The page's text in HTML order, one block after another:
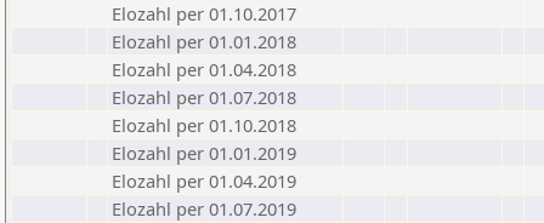
Elozahl per 01.10.2017
Elozahl per 01.01.2018
Elozahl per 01.04.2018
Elozahl per 01.07.2018
Elozahl per 01.10.2018
Elozahl per 01.01.2019
Elozahl per 01.04.2019
Elozahl per 01.07.2019